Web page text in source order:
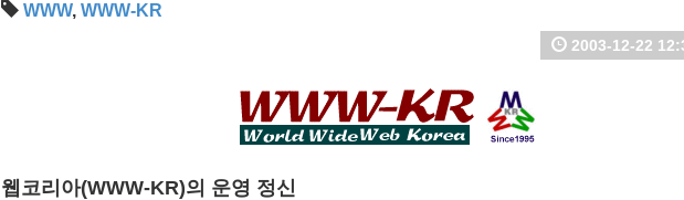
WWW, WWW-KR
2003-12-22
웹코리아(WWW-KR)의 운영 정신